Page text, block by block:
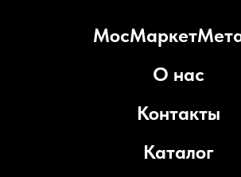
О нас
Контакты
Каталог